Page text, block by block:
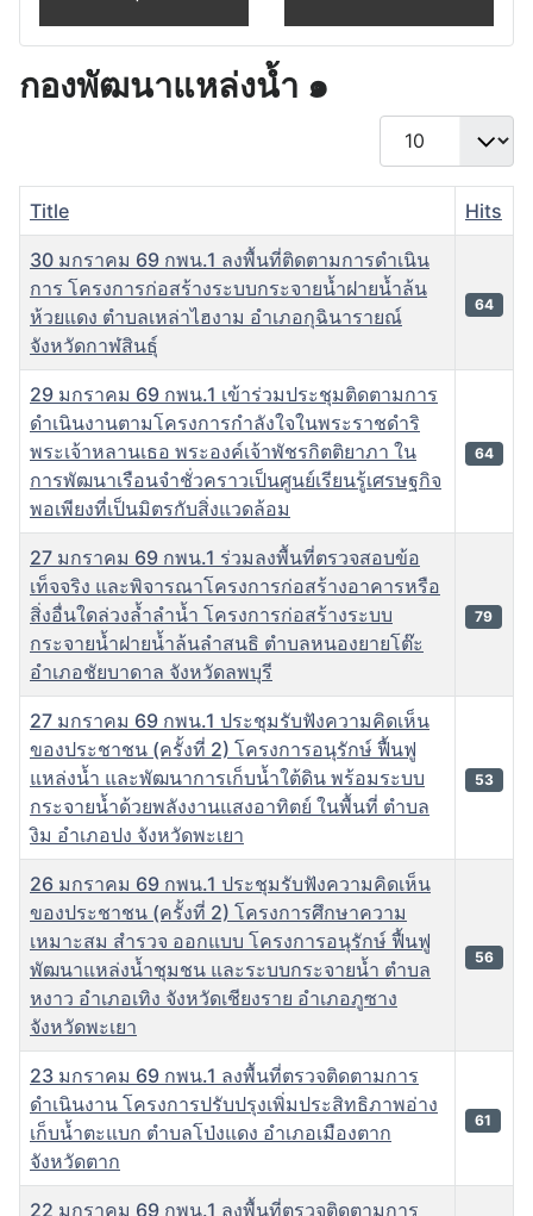
กองพัฒนาแหล่งน้ำ ๑
Display #
Title Hits
30 มกราคม 69 กพน.1 ลงพื้นที่ติดตามการดำเนิน
การ โครงการก่อสร้างระบบกระจายน้ำฝายน้ำล้น
ห้วยแดง ตำบลเหล่าไฮงาม อำเภอกุฉินารายณ์
จังหวัดกาฬสินธุ์
64
29 มกราคม 69 กพน.1 เข้าร่วมประชุมติดตามการ
ดำเนินงานตามโครงการกำลังใจในพระราชดำริ
พระเจ้าหลานเธอ พระองค์เจ้าพัชรกิตติยาภา ใน
การพัฒนาเรือนจำชั่วคราวเป็นศูนย์เรียนรู้เศรษฐกิจ
พอเพียงที่เป็นมิตรกับสิ่งแวดล้อม
64
27 มกราคม 69 กพน.1 ร่วมลงพื้นที่ตรวจสอบข้อ
เท็จจริง และพิจารณาโครงการก่อสร้างอาคารหรือ
สิ่งอื่นใดล่วงล้ำลำน้ำ โครงการก่อสร้างระบบ
กระจายน้ำฝายน้ำล้นลำสนธิ ตำบลหนองยายโต๊ะ
อำเภอชัยบาดาล จังหวัดลพบุรี
79
27 มกราคม 69 กพน.1 ประชุมรับฟังความคิดเห็น
ของประชาชน (ครั้งที่ 2) โครงการอนุรักษ์ ฟื้นฟู
แหล่งน้ำ และพัฒนาการเก็บน้ำใต้ดิน พร้อมระบบ
กระจายน้ำด้วยพลังงานแสงอาทิตย์ ในพื้นที่ ตำบล
งิม อำเภอปง จังหวัดพะเยา
53
26 มกราคม 69 กพน.1 ประชุมรับฟังความคิดเห็น
ของประชาชน (ครั้งที่ 2) โครงการศึกษาความ
เหมาะสม สำรวจ ออกแบบ โครงการอนุรักษ์ ฟื้นฟู
พัฒนาแหล่งน้ำชุมชน และระบบกระจายน้ำ ตำบล
หงาว อำเภอเทิง จังหวัดเชียงราย อำเภอภูซาง
จังหวัดพะเยา
56
23 มกราคม 69 กพน.1 ลงพื้นที่ตรวจติดตามการ
ดำเนินงาน โครงการปรับปรุงเพิ่มประสิทธิภาพอ่าง
เก็บน้ำตะแบก ตำบลโป่งแดง อำเภอเมืองตาก
จังหวัดตาก
61
22 มกราคม 69 กพน.1 ลงพื้นที่ตรวจติดตามการ